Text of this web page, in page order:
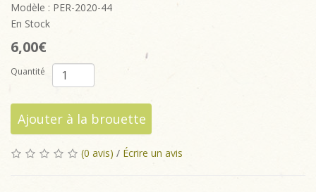
Modèle : PER-2020-44
En Stock
6,00€
Quantité
Ajouter à la brouette
(0 avis) / Écrire un avis